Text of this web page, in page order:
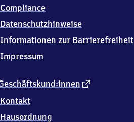
1
3
externer
Kontakt
Hausordnung
Compliance
Datenschutzhinweise
Informationen zur Barrierefreiheit
Impressum